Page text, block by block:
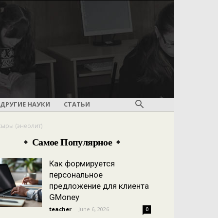
ДРУГИЕ НАУКИ СТАТЬИ
(энеолит)
Самое Популярное
Как формируется
персональное
предложение для клиента
GMoney
teacher - June 6, 2026 0